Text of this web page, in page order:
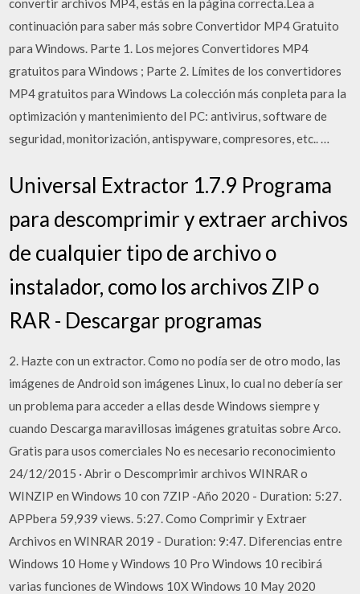
convertir archivos MP4, estás en la página correcta.Lea a
continuación para saber más sobre Convertidor MP4 Gratuito
para Windows. Parte 1. Los mejores Convertidores MP4
gratuitos para Windows ; Parte 2. Límites de los convertidores
MP4 gratuitos para Windows La colección más conpleta para la
optimización y mantenimiento del PC: antivirus, software de
seguridad, monitorización, antispyware, compresores, etc.. …
Universal Extractor 1.7.9 Programa
para descomprimir y extraer archivos
de cualquier tipo de archivo o
instalador, como los archivos ZIP o
RAR - Descargar programas
2. Hazte con un extractor. Como no podía ser de otro modo, las
imágenes de Android son imágenes Linux, lo cual no debería ser
un problema para acceder a ellas desde Windows siempre y
cuando Descarga maravillosas imágenes gratuitas sobre Arco.
Gratis para usos comerciales No es necesario reconocimiento
24/12/2015 · Abrir o Descomprimir archivos WINRAR o
WINZIP en Windows 10 con 7ZIP -Año 2020 - Duration: 5:27.
APPbera 59,939 views. 5:27. Como Comprimir y Extraer
Archivos en WINRAR 2019 - Duration: 9:47. Diferencias entre
Windows 10 Home y Windows 10 Pro Windows 10 recibirá
varias funciones de Windows 10X Windows 10 May 2020